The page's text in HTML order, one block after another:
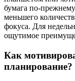
бумага по-прежнему
меньшего
фокуса. Для
ощутимое
Как
планирование?